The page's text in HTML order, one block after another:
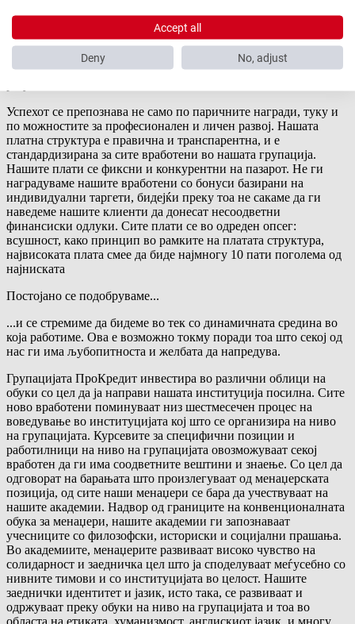
една заедничка цел. Тоа ни овозможува основа за правична
проценка на секој вработен, заснована на личната изведба и
придонес. Врвниот менаџмент зема активен дел во
институционалната евалуација на вработените и има
константен дијалог со нас со цел да се постигнат подобри
Успехот се препознава не само по паричните награди, туку и
по можностите за професионален и личен развој. Нашата
платна структура е правична и транспарентна, и е
стандардизирана за сите вработени во нашата групација.
Нашите плати се фиксни и конкурентни на пазарот. Не ги
наградуваме нашите вработени со бонуси базирани на
индивидуални таргети, бидејќи преку тоа не сакаме да ги
наведеме нашите клиенти да донесат несоодветни
финансиски одлуки. Сите плати се во одреден опсег:
всушност, како принцип во рамките на платата структура,
највисоката плата смее да биде најмногу 10 пати поголема од
најниската
Постојано се подобруваме...
...и се стремиме да бидеме во тек со динамичната средина во
која работиме. Ова е возможно токму поради тоа што секој од
нас ги има љубопитноста и желбата да напредува.
Групацијата ПроКредит инвестира во различни облици на
обуки со цел да ја направи нашата институција посилна. Сите
ново вработени поминуваат низ шестмесечен процес на
воведување во институцијата кој што се организира на ниво
на групацијата. Курсевите за специфични позиции и
работилници на ниво на групацијата овозможуваат секој
вработен да ги има соодветните вештини и знаење. Со цел да
одговорат на барањата што произлегуваат од менаџерската
позиција, од сите наши менаџери се бара да учествуваат на
нашите академии. Надвор од границите на конвенционалната
обука за менаџери, нашите академии ги запознаваат
учесниците со филозофски, историски и социјални прашања.
Во академиите, менаџерите развиваат високо чувство на
солидарност и заедничка цел што ја споделуваат меѓусебно со
нивните тимови и со институцијата во целост. Нашите
заеднички идентитет и јазик, исто така, се развиваат и
одржуваат преку обуки на ниво на групацијата и тоа во
областа на етиката, хуманизмост, англискиот јазик, и многу
Accept all
Deny No, adjust